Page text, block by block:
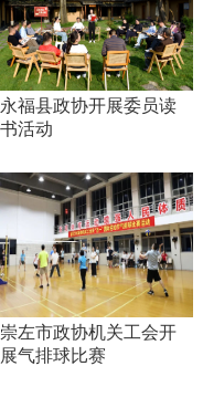
永福县政协开展委员读
书活动
崇左市政协机关工会开
展气排球比赛